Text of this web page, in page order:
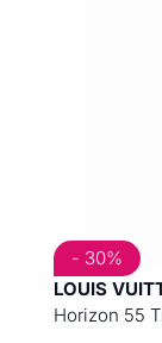
LOUIS
Horizon 55
- 30%